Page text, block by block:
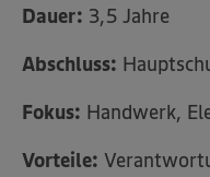
Dauer: 3,5 Jahre
Abschluss:
Fokus: Handwerk,
Vorteile: